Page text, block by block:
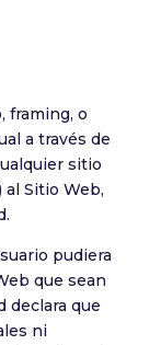
framing, o
a través de
sitio
al Sitio Web,
pudiera
que sean
declara que
ni